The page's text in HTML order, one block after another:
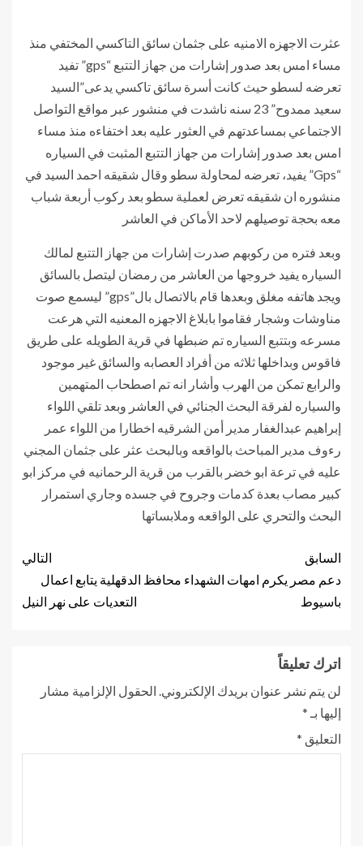
عثرت الاجهزه الامنيه على جثمان سائق التاكسي المختفي منذ
مساء امس بعد صدور إشارات من جهاز التتبع “gps” تفيد
تعرضه لسطو حيث كانت أسرة سائق تاكسي يدعى”السيد
سعيد ممدوح” 23 سنه ناشدت في منشور عبر مواقع التواصل
الاجتماعي بمساعدتهم في العثور عليه بعد اختفاءه منذ مساء
امس بعد صدور إشارات من جهاز التتبع المثبت في السياره
“Gps” يفيد، تعرضه لمحاولة سطو وقال شقيقه احمد السيد في
منشوره ان شقيقه تعرض لعملية سطو بعد ركوب أربعة شباب
معه بحجة توصيلهم لاحد الأماكن في العاشر
وبعد فتره من ركوبهم صدرت إشارات من جهاز التتبع لمالك
السياره يفيد خروجها من العاشر من رمضان ليتصل بالسائق
ويجد هاتفه مغلق وبعدها قام بالاتصال بال”gps” ليسمع صوت
مناوشات وشجار فقاموا بابلاغ الاجهزه المعنيه التي هرعت
مسرعه وبتتبع السياره تم ضبطها في قرية الطويله على طريق
فاقوس وبداخلها ثلاثه من أفراد العصابه والسائق غير موجود
والرابع تمكن من الهرب وأشار انه تم اصطحاب المتهمين
والسياره لفرقة البحث الجنائي في العاشر وبعد تلقي اللواء
إبراهيم عبدالغفار مدير أمن الشرقيه اخطارا من اللواء عمر
رءوف مدير المباحث بالواقعه وبالبحث عثر على جثمان المجني
عليه في ترعة ابو خضر بالقرب من قرية الرحمانيه في مركز ابو
كبير مصاب بعدة كدمات وجروح في جسده وجاري استمرار
البحث والتحري على الواقعه وملابساتها
السابق
دعم مصر يكرم امهات الشهداء
باسيوط
التالي
محافظ الدقهلية يتابع اعمال
التعديات على نهر النيل
اترك تعليقاً
لن يتم نشر عنوان بريدك الإلكتروني. الحقول الإلزامية مشار
إليها بـ *
التعليق *